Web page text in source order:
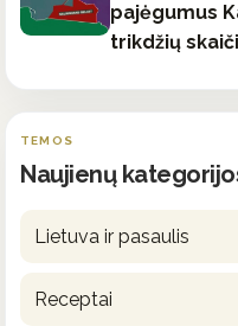
pajėgumus
trikdžių
TEMOS
Naujienų
Lietuva ir pasaulis
Receptai